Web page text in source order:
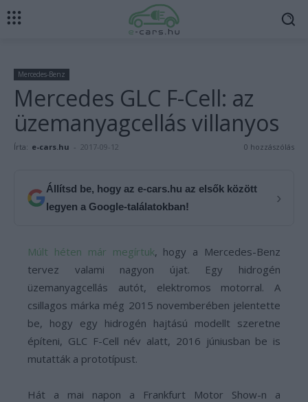
Mercedes-Benz
Mercedes GLC F-Cell: az
üzemanyagcellás villanyos
Írta: e-cars.hu - 2017-09-12 0 hozzászólás
Állítsd be, hogy az e-cars.hu az elsők között
legyen a Google-találatokban!
›
Múlt héten már megírtuk, hogy a Mercedes-Benz
tervez valami nagyon újat. Egy hidrogén
üzemanyagcellás autót, elektromos motorral. A
csillagos márka még 2015 novemberében jelentette
be, hogy egy hidrogén hajtású modellt szeretne
építeni, GLC F-Cell név alatt, 2016 júniusban be is
mutatták a prototípust.
Hát a mai napon a Frankfurt Motor Show-n a